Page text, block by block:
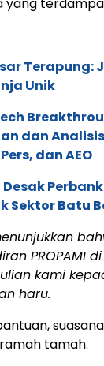
Terapung:
Unik
dan
dan AEO
Desak
Sektor Batu
PROPAMI
kami
haru.
tamah.